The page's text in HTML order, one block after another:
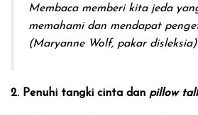
Membaca memberi kita jeda
memahami dan mendapat
(Maryanne Wolf, pakar disleksia)
2. Penuhi tangki cinta dan pillow